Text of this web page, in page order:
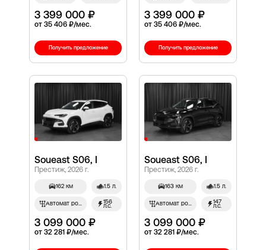
3 399 000 ₽
от 35 406 ₽/мес.
Получить предложение
3 399 000 ₽
от 35 406 ₽/мес.
Получить предложение
Soueast S06, I
Престиж, 2026 г.
162 км 1.5 л.
Автомат робот 156
л.с.
3 099 000 ₽
от 32 281 ₽/мес.
Soueast S06, I
Престиж, 2026 г.
163 км 1.5 л.
Автомат робот 147
л.с.
3 099 000 ₽
от 32 281 ₽/мес.